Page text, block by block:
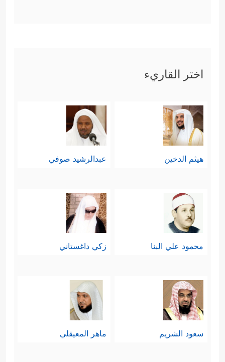
اختر القاريء
هيثم الدخين عبدالرشيد صوفي
محمود علي البنا زكي داغستاني
سعود الشريم ماهر المعيقلي